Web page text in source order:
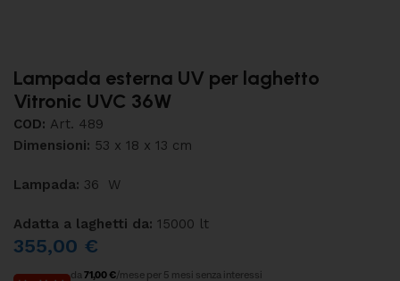
Lampada esterna UV per laghetto
Vitronic UVC 36W
COD: Art. 489
Dimensioni: 53 x 18 x 13 cm
Lampada: 36 W
Adatta a laghetti da: 15000 lt
355,00 €
da 71,00 €/mese per 5 mesi senza interessi